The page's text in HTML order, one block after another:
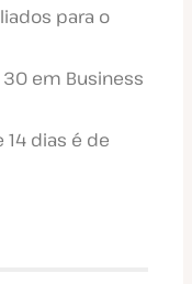
para o
em Business
dias é de